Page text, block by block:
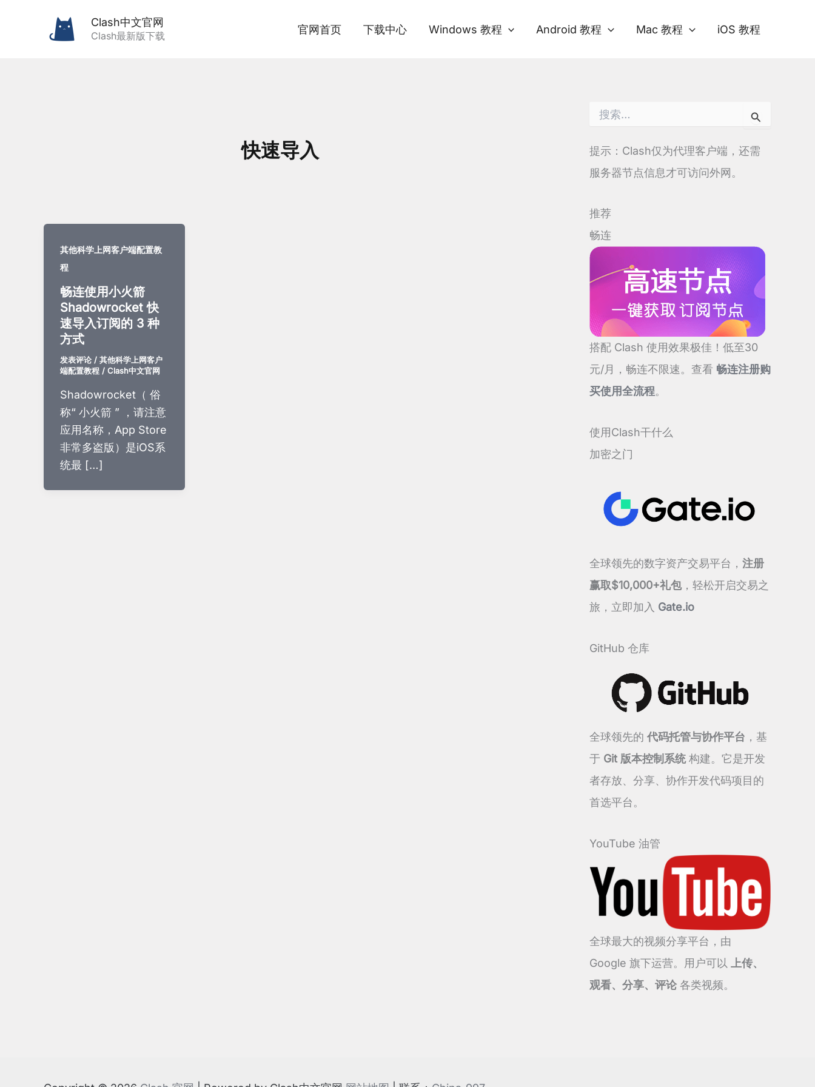
Clash中文官网
Clash最新版下载 官网首页 下载中心 Windows 教程 Android 教程 Mac 教程 iOS 教程
快速导入
其他科学上网客户端配置教
程
畅连使用小火箭
Shadowrocket 快
速导入订阅的 3 种
方式
发表评论 / 其他科学上网客户
端配置教程 / Clash中文官网
Shadowrocket（ 俗
称“ 小火箭 ” ，请注意
应用名称，App Store
非常多盗版）是iOS系
统最 […]
提示：Clash仅为代理客户端，还需
服务器节点信息才可访问外网。
推荐
畅连
搭配 Clash 使用效果极佳！低至30
元/月，畅连不限速。查看 畅连注册购
买使用全流程。
使用Clash干什么
加密之门
全球领先的数字资产交易平台， 注册
赢取$10,000+礼包，轻松开启交易之
旅，立即加入 Gate.io
GitHub 仓库
全球领先的 代码托管与协作平台 ，基
于 Git 版本控制系统构建。它是开发
者存放、分享、协作开发代码项目的
首选平台。
YouTube 油管
全球最大的视频分享平台，由
Google 旗下运营。用户可以 上传、
观看、分享、评论各类视频。